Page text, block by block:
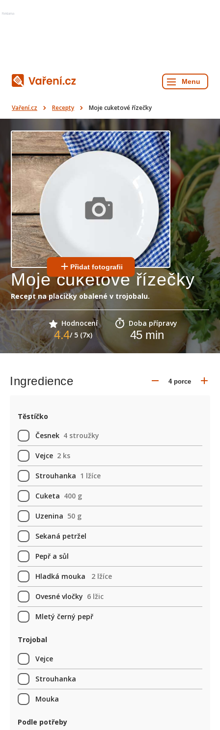
Reklama
Vaření.cz Recepty Moje cuketové řízečky
Přidat fotografii
Moje cuketové řízečky
Recept na placičky obalené v trojobalu.
Hodnocení
4.4/ 5 (7x)
Doba přípravy
45min
Ingredience
Těstíčko
Česnek 4 stroužky
Vejce 2 ks
Strouhanka 1 lžíce
Cuketa 400 g
Uzenina 50 g
Sekaná petržel
Pepř a sůl
Hladká mouka 2 lžíce
Ovesné vločky 6 lžic
Mletý černý pepř
Trojobal
Vejce
Strouhanka
Mouka
Podle potřeby